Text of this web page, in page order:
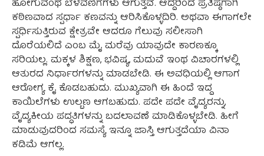
ಹೋಗುವಂಥ ಬೆಳವಣಿಗೆಗಳು ಆಗುತ್ತವೆ. ಆದ್ದರಿಂದ ಪ್ರತಿಷ್ಠೆಗಾಗಿ
ಕಠಿಣವಾದ ಸ್ಪರ್ಧಾ ಕಣವನ್ನು ಆರಿಸಿಕೊಳ್ಳದಿರಿ. ಅಥವಾ ಈಗಾಗಲೇ
ಸ್ಪರ್ಧಿಸುತ್ತಿರುವ ಕ್ಷೇತ್ರವೇ ಆದರೂ ಗೆಲುವು ಸಲೀಸಾಗಿ
ದೊರೆಯಲಿದೆ ಎಂಬ ಮೈ ಮರೆವು ಯಾವುದೇ ಕಾರಣಕ್ಕೂ
ಸರಿಯಲ್ಲ. ಮಕ್ಕಳ ಶಿಕ್ಷಣ, ಭವಿಷ್ಯ, ಮದುವೆ ಇಂಥ ವಿಚಾರಗಳಲ್ಲಿ
ಆತುರದ ನಿರ್ಧಾರಗಳನ್ನು ಮಾಡಬೇಡಿ. ಈ ಅವಧಿಯಲ್ಲಿ ಆಗಾಗ
ಆರೋಗ್ಯ ಕೈ ಕೊಡಬಹುದು. ಮುಖ್ಯವಾಗಿ ಈ ಹಿಂದೆ ಇದ್ದ
ಕಾಯಿಲೆಗಳು ಉಲ್ಬಣ ಆಗಬಹುದು. ಪದೇ ಪದೇ ವೈದ್ಯರನ್ನು,
ವೈದ್ಯಕೀಯ ಪದ್ಧತಿಗಳನ್ನು ಬದಲಾವಣೆ ಮಾಡಿಕೊಳ್ಳಬೇಡಿ. ಹೀಗೆ
ಮಾಡುವುದರಿಂದ ಸಮಸ್ಯೆ ಇನ್ನೂ ಜಾಸ್ತಿ ಆಗುತ್ತದೆಯಾ ವಿನಾ
ಕಡಿಮೆ ಆಗಲ್ಲ.